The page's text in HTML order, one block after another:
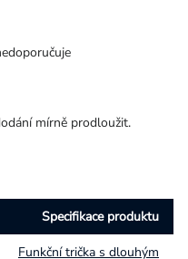
mírně prodloužit.
Specifikace produktu
Funkční trička s dlouhým